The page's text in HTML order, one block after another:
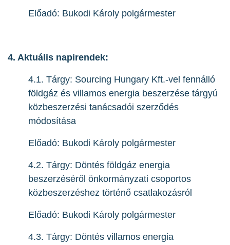
Előadó: Bukodi Károly polgármester
4. Aktuális napirendek:
4.1. Tárgy: Sourcing Hungary Kft.-vel fennálló
földgáz és villamos energia beszerzése tárgyú
közbeszerzési tanácsadói szerződés
módosítása
Előadó: Bukodi Károly polgármester
4.2. Tárgy: Döntés földgáz energia
beszerzéséről önkormányzati csoportos
közbeszerzéshez történő csatlakozásról
Előadó: Bukodi Károly polgármester
4.3. Tárgy: Döntés villamos energia